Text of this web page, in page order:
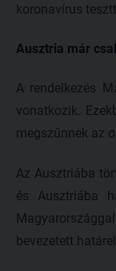
koronavírus
Ausztria már
A rendelkezés
vonatkozik.
megszűnnek az
Az Ausztriába
és Ausztriába
bevezetett